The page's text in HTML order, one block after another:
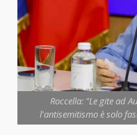
Roccella: "Le gite ad
l'antisemitismo è solo